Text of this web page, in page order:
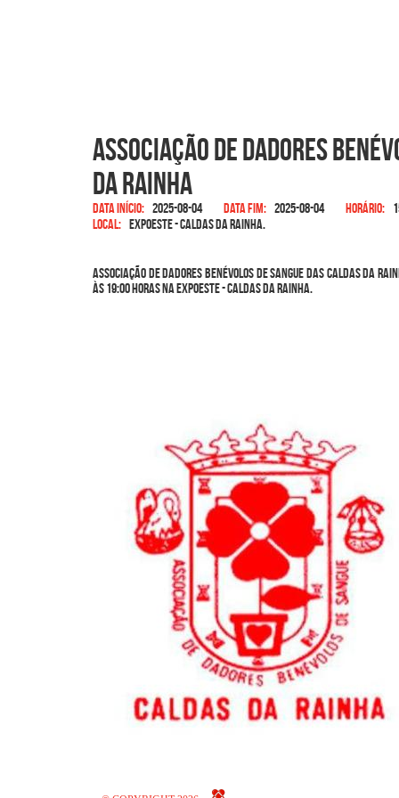
Associação de Dadores
da Rainha
Data início: 2025-08-04 Data fim: 2025-08-04 Horário:
Local: EXPOESTE - Caldas da Rainha.
Associação de Dadores Benévolos de Sangue das Caldas da
às 19:00 horas na EXPOESTE - Caldas da Rainha.